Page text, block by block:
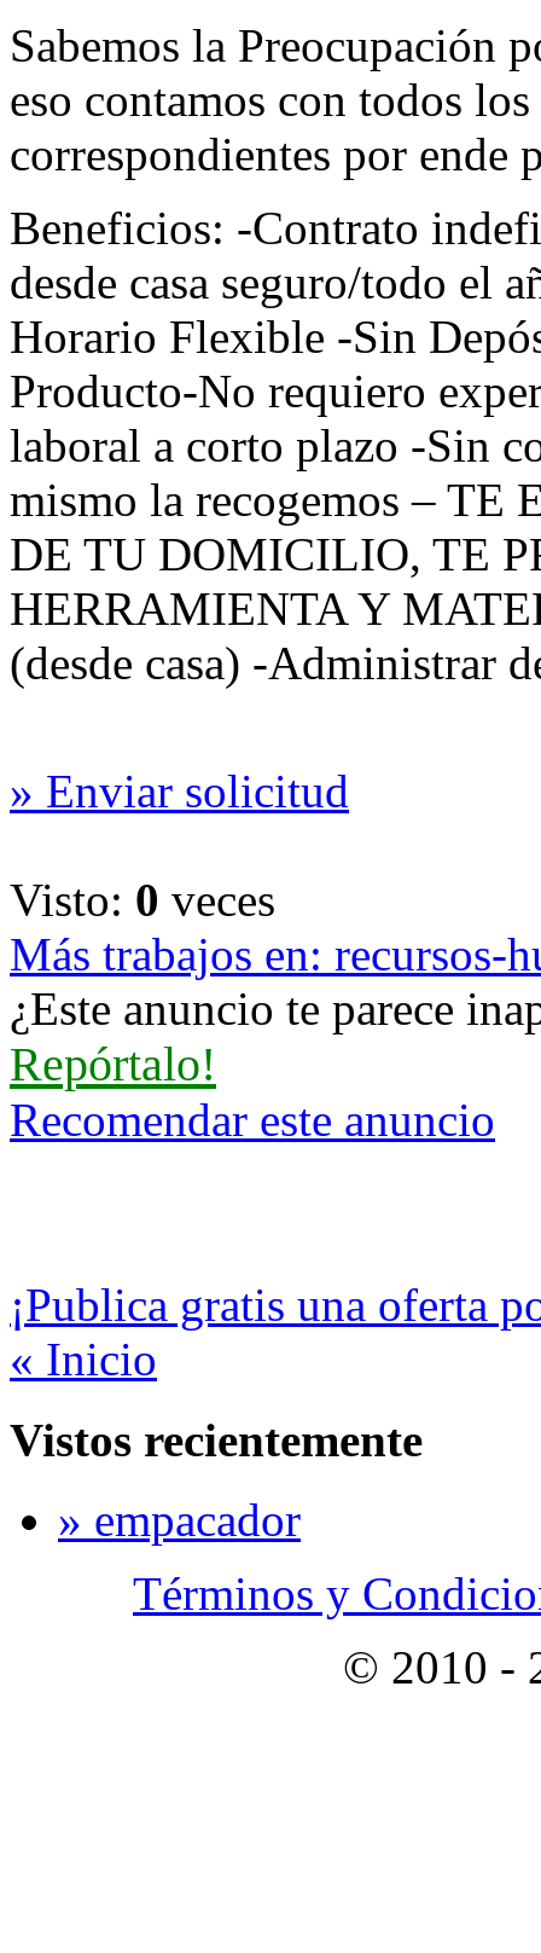
Sabemos la Preocupación
eso contamos con todos
correspondientes por ende
Beneficios: -Contrato
desde casa seguro/todo el
Horario Flexible -Sin
Producto-No requiero
laboral a corto plazo -Sin
mismo la recogemos – TE
DE TU DOMICILIO, TE
HERRAMIENTAY
(desde casa) -Administrar
» Enviar solicitud
Visto: 0 veces
Más trabajos en: recursos-
¿Este anuncio te parece
Repórtalo!
Recomendar este anuncio
¡Publica gratis una oferta
« Inicio
Vistos recientemente
» empacador
Términos y
© 2010 -